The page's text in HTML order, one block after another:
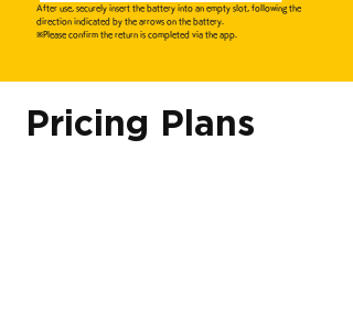
After use, securely insert the battery into an empty slot, following the
direction indicated by the arrows on the battery.
※Please confirm the return is completed via the app.
Pricing Plans